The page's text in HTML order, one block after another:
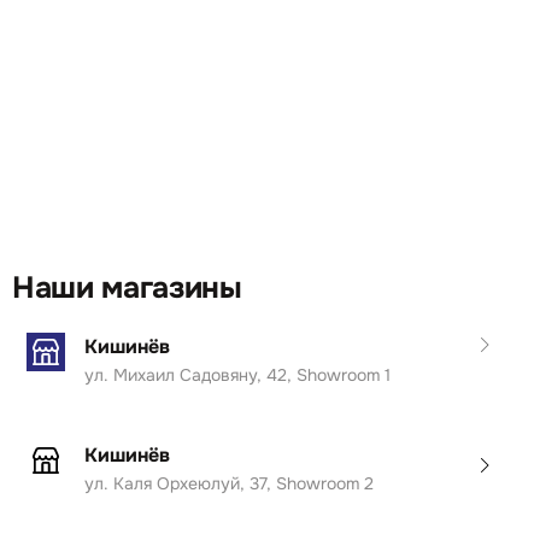
Наши магазины
Кишинёв
ул. Михаил Садовяну, 42, Showroom 1
Кишинёв
ул. Каля Орхеюлуй, 37, Showroom 2